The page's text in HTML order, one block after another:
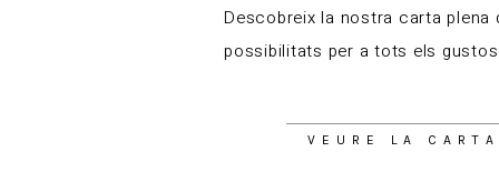
Descobreix la nostra carta plena
possibilitats per a tots els
VEURE LA CARTA